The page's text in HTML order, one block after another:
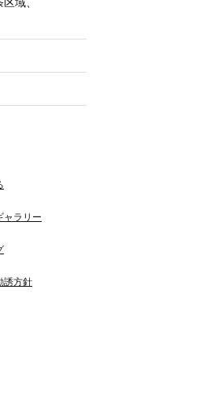
ャラリー
誘方針